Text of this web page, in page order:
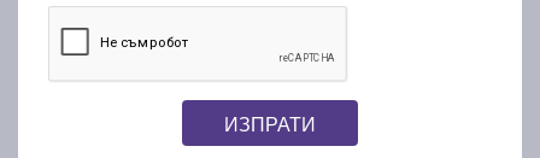
ИЗПРАТИ